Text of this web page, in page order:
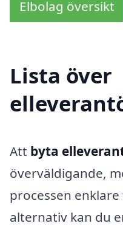
Elbolag översikt
Lista över
Att byta
överväldigande,
processen
alternativ kan du